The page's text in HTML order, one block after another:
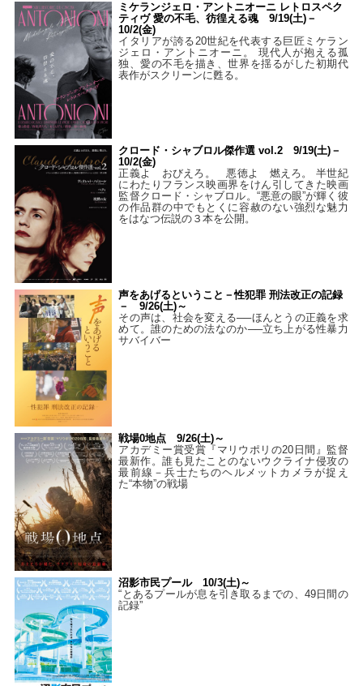
ミケランジェロ・アントニオーニ レトロスペク
ティヴ 愛の不毛、彷徨える魂 9/19(土)－
10/2(金)
イタリアが誇る20世紀を代表する巨匠ミケラン
ジェロ・アントニオーニ。 現代人が抱える孤
独、愛の不毛を描き、世界を揺るがした初期代
表作がスクリーンに甦る。
クロード・シャブロル傑作選 vol.2 9/19(土)－
10/2(金)
正義よ おびえろ。 悪徳よ 燃えろ。 半世紀
にわたりフランス映画界をけん引してきた映画
監督クロード・シャブロル。“悪意の眼”が輝く彼
の作品群の中でもとくに容赦のない強烈な魅力
をはなつ伝説の３本を公開。
声をあげるということ－性犯罪 刑法改正の記録
－ 9/26(土)～
その声は、社会を変える──ほんとうの正義を求
めて。誰のための法なのか──立ち上がる性暴力
サバイバー
戦場0地点 9/26(土)～
アカデミー賞受賞『マリウポリの20日間』監督
最新作。誰も見たことのないウクライナ侵攻の
最前線－兵士たちのヘルメットカメラが捉え
た“本物”の戦場
沼影市民プール 10/3(土)～
“とあるプールが息を引き取るまでの、49日間の
記録”